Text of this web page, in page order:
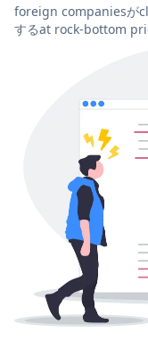
foreign companiesが
するat rock-bottom